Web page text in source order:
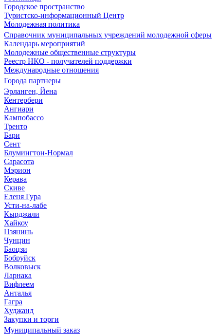
Городское пространство
Туристско-информационный Центр
Молодежная политика
Справочник муниципальных учреждений молодежной сферы
Календарь мероприятий
Молодежные общественные структуры
Реестр НКО - получателей поддержки
Международные отношения
Города партнеры
Эрланген, Йена
Кентербери
Ангиари
Кампобассо
Тренто
Бари
Сент
Блумингтон-Нормал
Сарасота
Мэрион
Керава
Скиве
Еленя Гура
Усти-на-лабе
Кырджали
Хайкоу
Цзянинь
Чунцин
Баоцзи
Бобруйск
Волковыск
Ларнака
Вифлеем
Анталья
Гагра
Худжанд
Закупки и торги
Муниципальный заказ